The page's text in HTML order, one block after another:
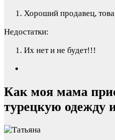
Хороший продавец,
Недостатки:
Их нет и не будет!!!
Как моя мама
турецкую одежду